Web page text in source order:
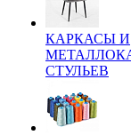
КАРКАСЫ И
СТУЛЬЕВ